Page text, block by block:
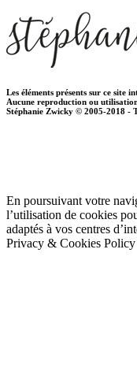
Les éléments présents sur ce site
Aucune reproduction ou
Stéphanie Zwicky © 2005-2018 -
En poursuivant votre
l’utilisation de cookies
adaptés à vos centres
Privacy & Cookies Policy